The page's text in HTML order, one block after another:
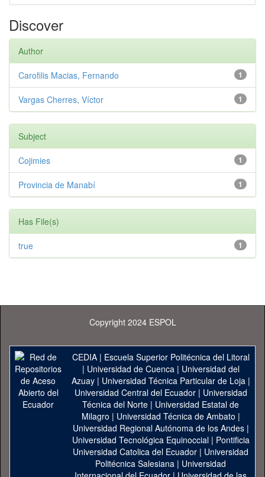
Discover
Author
1
Carofilis Macias, Fernando
1
Vargas Cherres, Víctor
Subject
1
Cojimies
1
Provincia de Manabí
Has File(s)
1
true
Copyright 2024 ESPOL
CEDIA| Escuela Superior Politécnica del Litoral
| Universidad de Cuenca| Universidad del
Azuay| Universidad Técnica Particular de Loja|
Universidad Central del Ecuador| Universidad
Técnica del Norte | Universidad Estatal de
Milagro | Universidad Técnica de Ambato |
Universidad Regional Autónoma de los Andes|
Universidad Tecnológica Equinoccial| Pontificia
Universidad Catolica del Ecuador | Universidad
Politécnica Salesiana | Universidad